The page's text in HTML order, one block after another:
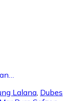
Lalana, Dubes